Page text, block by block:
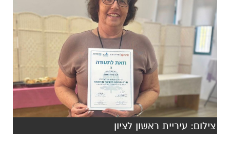
צילום: עיריית ראשון לציון